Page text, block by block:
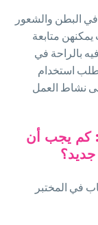
البطن والشعور
يمكنهن متابعة
بالراحة في
استخدام
نشاط العمل
كم يجب أن
جديد؟
في المختبر